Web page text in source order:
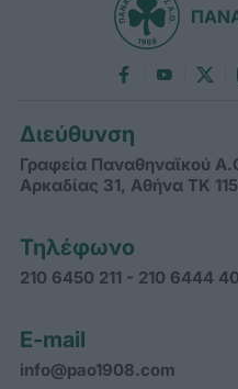
Διεύθυνση
Γραφεία Παναθηναϊκού
Αρκαδίας 31, Αθήνα ΤΚ
Τηλέφωνο
210 6450 211 - 210 6444
E-mail
info@pao1908.com